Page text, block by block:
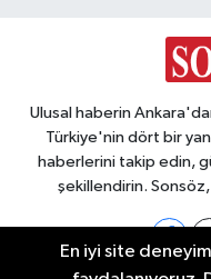
Ulusal haberin
Türkiye'nin dört bir
haberlerini takip edin,
şekillendirin.
En iyi site